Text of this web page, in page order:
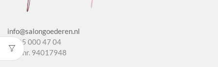
info@salongoederen.nl
T 085 000 47 04
KvK nr. 94017948